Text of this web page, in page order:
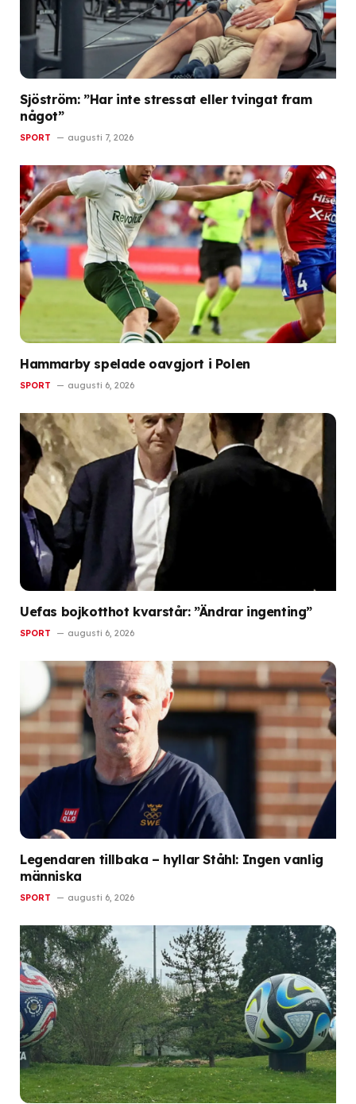
Sjöström: ”Har inte stressat eller tvingat fram
något”
SPORT augusti 7, 2026
Hammarby spelade oavgjort i Polen
SPORT augusti 6, 2026
Uefas bojkotthot kvarstår: ”Ändrar ingenting”
SPORT augusti 6, 2026
Legendaren tillbaka – hyllar Ståhl: Ingen vanlig
människa
SPORT augusti 6, 2026